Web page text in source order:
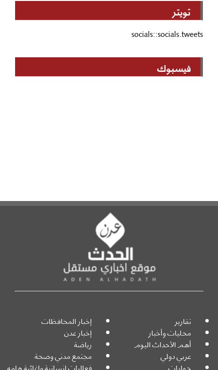
تويتر
socials::socials.tweets
فيسبوك
تقارير إخبار المحافظات
محليات وأخبار إخبار عدن
أهم الأحداث اليوم رياضة
عربي دولي مجتمع مدني وصحة